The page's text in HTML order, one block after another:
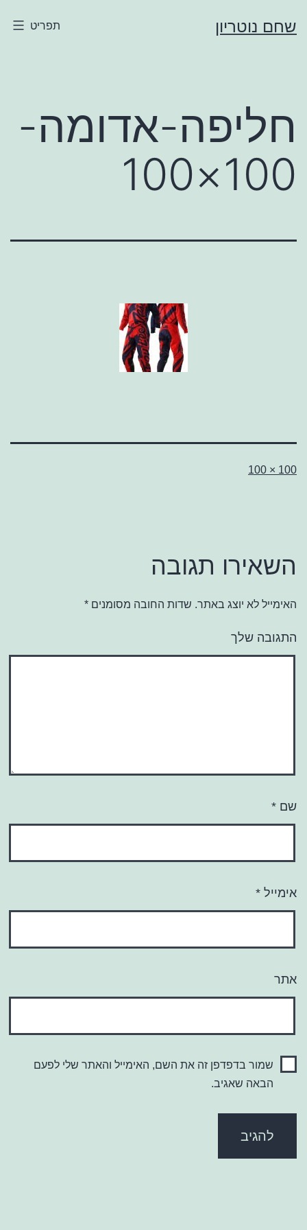
לתוכן
שחם נוטריון תפריט
חליפה-אדומה-
100×100
גודל
100 × 100
השאירו תגובה
האימייל לא יוצג באתר. שדות החובה מסומנים *
התגובה שלך
שם *
אימייל *
אתר
שמור בדפדפן זה את השם, האימייל והאתר שלי לפעם
הבאה שאגיב.